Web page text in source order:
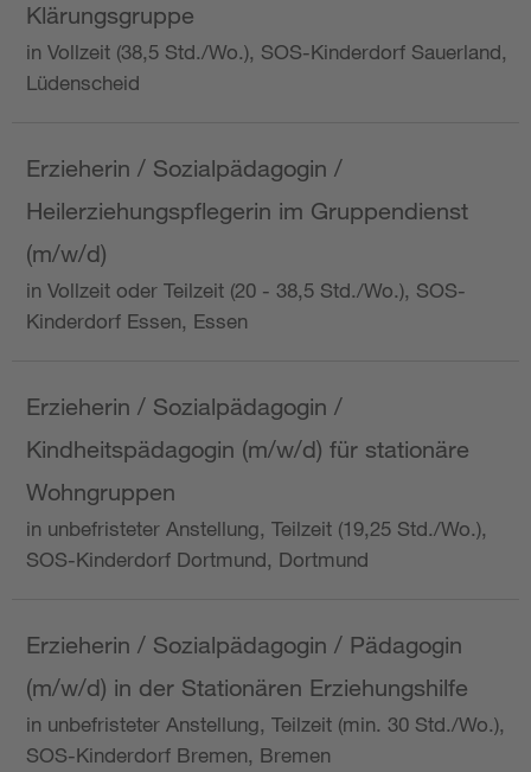
Klärungsgruppe
in Vollzeit (38,5 Std./Wo.), SOS-Kinderdorf Sauerland,
Lüdenscheid
Erzieherin / Sozialpädagogin /
Heilerziehungspflegerin im Gruppendienst
(m/w/d)
in Vollzeit oder Teilzeit (20 - 38,5 Std./Wo.), SOS-
Kinderdorf Essen, Essen
Erzieherin / Sozialpädagogin /
Kindheitspädagogin (m/w/d) für stationäre
Wohngruppen
in unbefristeter Anstellung, Teilzeit (19,25 Std./Wo.),
SOS-Kinderdorf Dortmund, Dortmund
Erzieherin / Sozialpädagogin / Pädagogin
(m/w/d) in der Stationären Erziehungshilfe
in unbefristeter Anstellung, Teilzeit (min. 30 Std./Wo.),
SOS-Kinderdorf Bremen, Bremen